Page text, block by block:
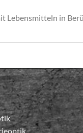
Lebensmitteln in